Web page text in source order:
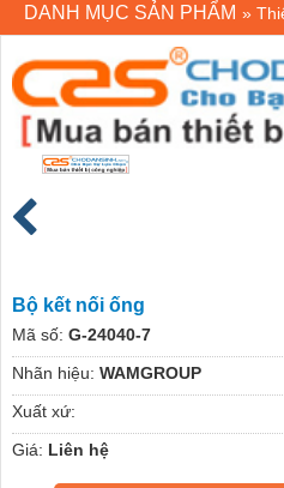
DANH MỤC SẢN PHẨM »
Bộ kết nối ống
Mã số: G-24040-7
Nhãn hiệu: WAMGROUP
Xuất xứ:
Giá: Liên hệ